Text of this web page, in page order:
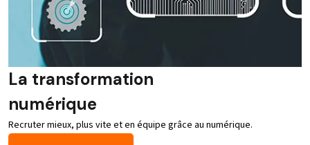
La transformation
numérique
Recruter mieux, plus vite et en équipe grâce au numérique.